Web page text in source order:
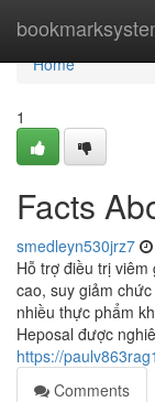
Home
Home
1
Facts
smedleyn530jrz7
Hỗ trợ điều trị
cao, suy giảm
nhiều thực phẩm
Heposal được
https://
Comments